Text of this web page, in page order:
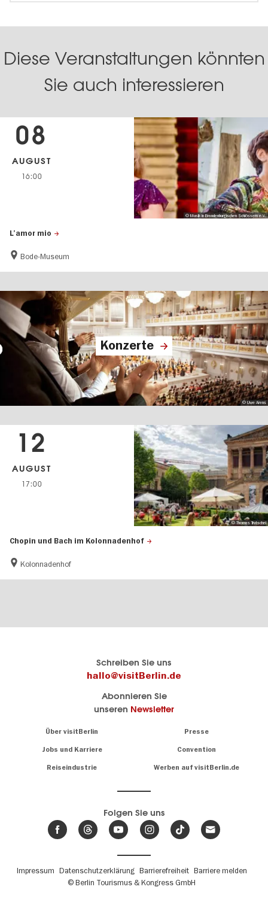
Diese Veranstaltungen könnten
Sie auch interessieren
L’amor mio
Bode-Museum
08
AUGUST
16:00
© Musik in Brandenburgischen Schlössern e.V.
Konzerte
© Uwe Arens
Chopin und Bach im Kolonnadenhof
Kolonnadenhof
12
AUGUST
17:00
© Thomas Trutschel
Schreiben Sie uns
hallo@visitBerlin.de
Abonnieren Sie
unseren Newsletter
Über visitBerlin Presse
Jobs und Karriere Convention
Reiseindustrie Werben auf visitBerlin.de
sind
für Sie da.
Tickets
Wir haben den
Insidertipps
Trends
Folgen Sie uns
Fußbereichsmenü
Impressum Datenschutzerklärung Barrierefreiheit Barriere melden
© Berlin Tourismus & Kongress GmbH